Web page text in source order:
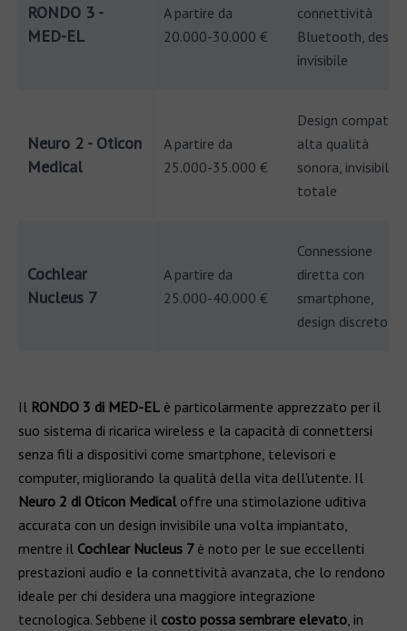
RONDO 3 -
MED-EL
A partire da
20.000-30.000 €
connettività
Bluetooth, design
invisibile
Neuro 2 - Oticon
Medical
A partire da
25.000-35.000 €
Design compatto,
alta qualità
sonora, invisibilità
totale
Cochlear
Nucleus 7
A partire da
25.000-40.000 €
Connessione
diretta con
smartphone,
design discreto
Il RONDO 3 di MED-EL è particolarmente apprezzato per il
suo sistema di ricarica wireless e la capacità di connettersi
senza fili a dispositivi come smartphone, televisori e
computer, migliorando la qualità della vita dell'utente. Il
Neuro 2 di Oticon Medicaloffre una stimolazione uditiva
accurata con un design invisibile una volta impiantato,
mentre il Cochlear Nucleus 7 è noto per le sue eccellenti
prestazioni audio e la connettività avanzata, che lo rendono
ideale per chi desidera una maggiore integrazione
tecnologica. Sebbene il costo possa sembrare elevato, in